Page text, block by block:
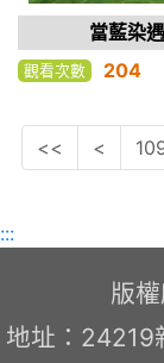
當藍染
觀看次數 204
<< <
:::
版
地址：24219